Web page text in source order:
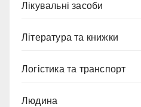
Лікувальні засоби
Література та книжки
Логістика та транспорт
Людина